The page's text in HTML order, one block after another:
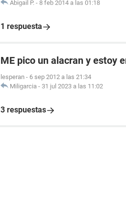
Abigail P. - 8 feb 2014 a las 01:18
1 respuesta
ME pico un alacran y estoy
lesperan - 6 sep 2012 a las 21:34
Miligarcia - 31 jul 2023 a las 11:02
3 respuestas